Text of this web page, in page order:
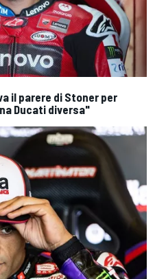
il parere di Stoner per
Ducati diversa"